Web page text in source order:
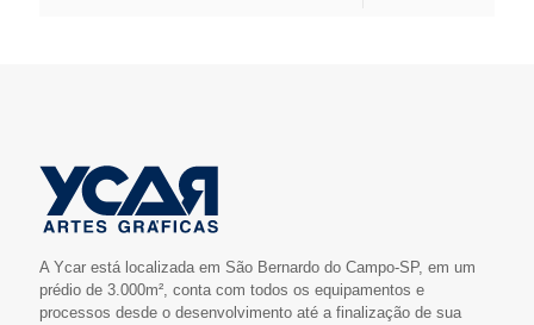
A Ycar está localizada em São Bernardo do Campo-SP, em um
prédio de 3.000m², conta com todos os equipamentos e
processos desde o desenvolvimento até a finalização de sua